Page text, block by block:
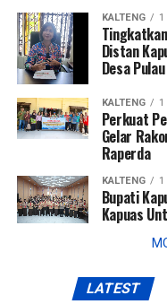
KALTENG 1
Distan
Desa
KALTENG 1
Perkuat
Gelar
Raperda
KALTENG 1
Bupati
Kapuas
LATEST